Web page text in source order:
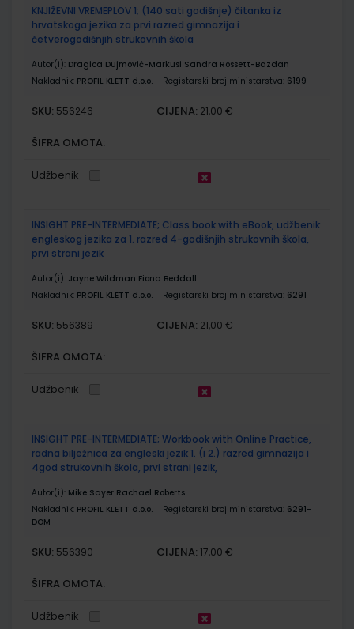
KNJIŽEVNI VREMEPLOV 1; (140 sati godišnje) čitanka iz
hrvatskoga jezika za prvi razred gimnazija i
četverogodišnjih strukovnih škola
Autor(i): Dragica Dujmović-Markusi Sandra Rossett-Bazdan
Nakladnik: PROFIL KLETT d.o.o. Registarski broj ministarstva: 6199
SKU: 556246 CIJENA: 21,00 €
ŠIFRA OMOTA:
Udžbenik
INSIGHT PRE-INTERMEDIATE; Class book with eBook, udžbenik
engleskog jezika za 1. razred 4-godišnjih strukovnih škola,
prvi strani jezik
Autor(i): Jayne Wildman Fiona Beddall
Nakladnik: PROFIL KLETT d.o.o. Registarski broj ministarstva: 6291
SKU: 556389 CIJENA: 21,00 €
ŠIFRA OMOTA:
Udžbenik
INSIGHT PRE-INTERMEDIATE; Workbook with Online Practice,
radna bilježnica za engleski jezik 1. (i 2.) razred gimnazija i
4god strukovnih škola, prvi strani jezik,
Autor(i): Mike Sayer Rachael Roberts
Nakladnik: PROFIL KLETT d.o.o. Registarski broj ministarstva: 6291-
DOM
SKU: 556390 CIJENA: 17,00 €
ŠIFRA OMOTA:
Udžbenik